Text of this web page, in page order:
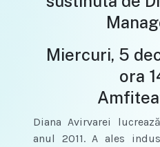
Miercuri, 5
ora
Diana Avirvarei
anul 2011. A ales